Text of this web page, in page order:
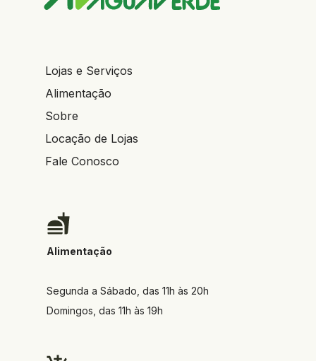
Alimentação
Segunda a Sábado, das 11h às 20h
Domingos, das 11h às 19h
Lojas e Serviços
Alimentação
Sobre
Locação de Lojas
Fale Conosco